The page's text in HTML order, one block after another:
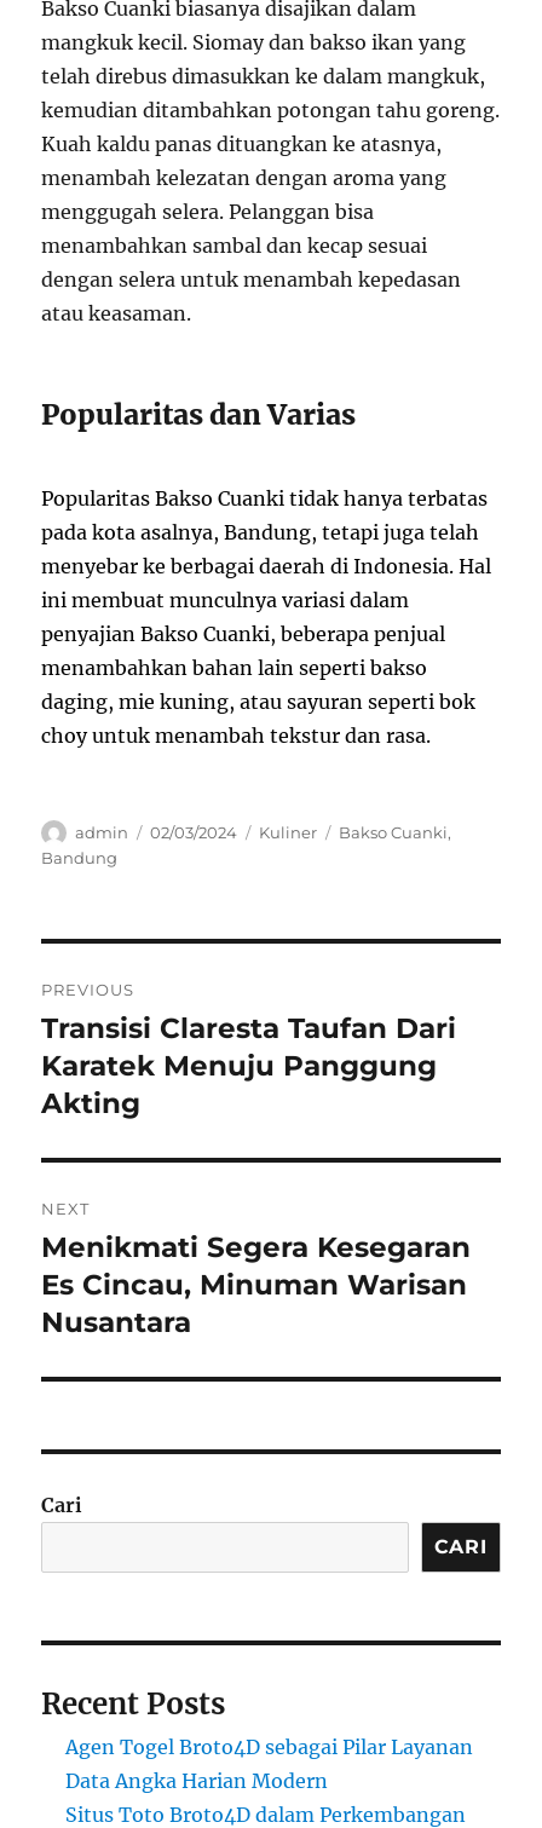
Bakso Cuanki biasanya disajikan dalam
mangkuk kecil. Siomay dan bakso ikan yang
telah direbus dimasukkan ke dalam mangkuk,
kemudian ditambahkan potongan tahu goreng.
Kuah kaldu panas dituangkan ke atasnya,
menambah kelezatan dengan aroma yang
menggugah selera. Pelanggan bisa
menambahkan sambal dan kecap sesuai
dengan selera untuk menambah kepedasan
atau keasaman.
Popularitas dan Varias
Popularitas Bakso Cuanki tidak hanya terbatas
pada kota asalnya, Bandung, tetapi juga telah
menyebar ke berbagai daerah di Indonesia. Hal
ini membuat munculnya variasi dalam
penyajian Bakso Cuanki, beberapa penjual
menambahkan bahan lain seperti bakso
daging, mie kuning, atau sayuran seperti bok
choy untuk menambah tekstur dan rasa.
Author
admin
Posted
02/03/2024 Categories
Kuliner Tags
Bakso Cuanki,
Bandung
pos
PREVIOUS
Previous
post:
Transisi Claresta Taufan Dari
Karatek Menuju Panggung
Akting
NEXT
Next
post:
Menikmati Segera Kesegaran
Es Cincau, Minuman Warisan
Nusantara
Cari
CARI
Recent Posts
Agen Togel Broto4D sebagai Pilar Layanan
Data Angka Harian Modern
Situs Toto Broto4D dalam Perkembangan